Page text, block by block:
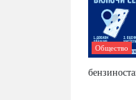
Общество